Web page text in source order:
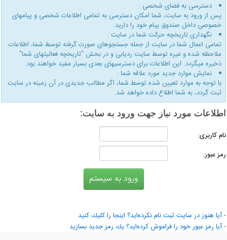
دسترسی به فضای شخصی :
پس از ورود به سایت، شما امكان دسترسی به تمامی اطلاعات شخصی و پیامهای
خصوصی داخل صندوق پیام خود را دارید.
نگهداری تاریخچه حركت شما در سایت :
تمامی اعمال شما در سایت از جمله جستجوهای صورت گرفته توسط شما، اطلاعات
ملاحظه شده و غیره توسط سایت ردیابی و در بخش "تاریخچه فعالیتهای شما"
ذخیره میگردد. این اطلاعات برای دسترسیهای بعدی بسیار مفید خواهند بود.
نمایش موارد جدید مورد علاقه شما :
با توجه به موارد تعیین شده توسط شما، اگر مطالب جدیدی در آن زمینه در سایت
ثبت گردد، به شما اطلاع داده خواهد شد.
اطلاعات مورد نیاز جهت ورود به سایت:
نام كاربری:
رمز عبور:
- آیا هنوز در سایت ثبت نام نكرده‌اید؟ اینجا را كلیك كنید
- آیا رمز عبور خود را فراموش كرده‌اید؟ یك رمز جدید بسازید